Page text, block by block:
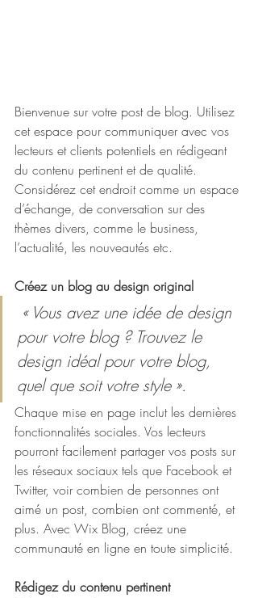
Bienvenue sur votre post de blog. Utilisez
cet espace pour communiquer avec vos
lecteurs et clients potentiels en rédigeant
du contenu pertinent et de qualité.
Considérez cet endroit comme un espace
d’échange, de conversation sur des
thèmes divers, comme le business,
l’actualité, les nouveautés etc.
Créez un blog au design original
pour votre blog ? Trouvez le
design idéal pour votre blog,
quel que soit votre style ».
Chaque mise en page inclut les dernières
fonctionnalités sociales. Vos lecteurs
pourront facilement partager vos posts sur
les réseaux sociaux tels que Facebook et
Twitter, voir combien de personnes ont
aimé un post, combien ont commenté, et
plus. Avec Wix Blog, créez une
communauté en ligne en toute simplicité.
Rédigez du contenu pertinent